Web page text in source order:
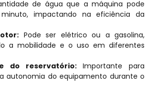
de água que a máquina pode
impactando na eficiência da
Pode ser elétrico ou a gasolina,
a mobilidade e o uso em diferentes
do reservatório:Importante para
autonomia do equipamento durante o